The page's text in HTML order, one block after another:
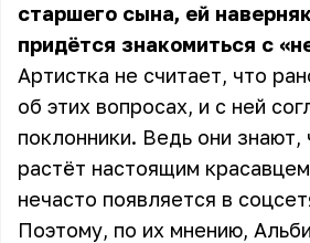
старшего сына, ей
придётся знакомиться с
Артистка не считает, что
об этих вопросах, и с ней
поклонники. Ведь они знают,
растёт настоящим
нечасто появляется в
Поэтому, по их мнению,